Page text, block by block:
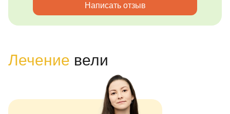
Написать отзыв
Лечение вели